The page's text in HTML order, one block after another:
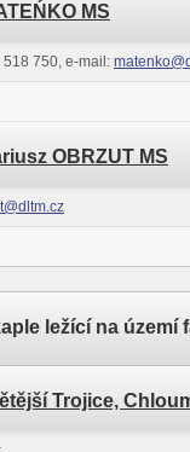
MS
750, e-mail:
OBRZUT MS
ležící na území
Trojice,